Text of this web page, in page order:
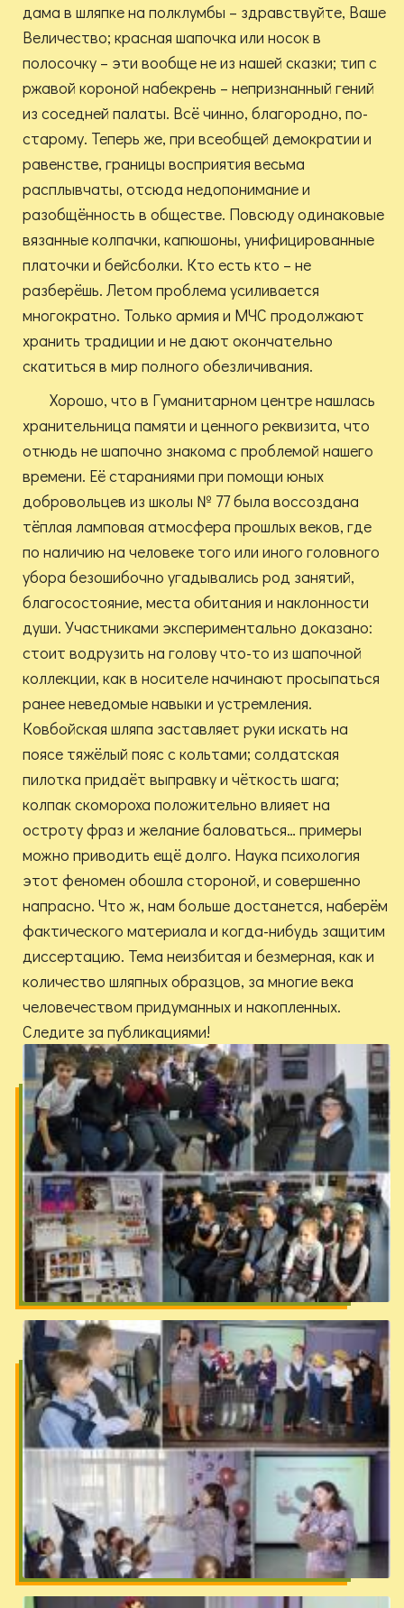
дама в шляпке на полклумбы – здравствуйте, Ваше
Величество; красная шапочка или носок в
полосочку – эти вообще не из нашей сказки; тип с
ржавой короной набекрень – непризнанный гений
из соседней палаты. Всё чинно, благородно, по-
старому. Теперь же, при всеобщей демократии и
равенстве, границы восприятия весьма
расплывчаты, отсюда недопонимание и
разобщённость в обществе. Повсюду одинаковые
вязанные колпачки, капюшоны, унифицированные
платочки и бейсболки. Кто есть кто – не
разберёшь. Летом проблема усиливается
многократно. Только армия и МЧС продолжают
хранить традиции и не дают окончательно
скатиться в мир полного обезличивания.
Хорошо, что в Гуманитарном центре нашлась
хранительница памяти и ценного реквизита, что
отнюдь не шапочно знакома с проблемой нашего
времени. Её стараниями при помощи юных
добровольцев из школы № 77 была воссоздана
тёплая ламповая атмосфера прошлых веков, где
по наличию на человеке того или иного головного
убора безошибочно угадывались род занятий,
благосостояние, места обитания и наклонности
души. Участниками экспериментально доказано:
стоит водрузить на голову что-то из шапочной
коллекции, как в носителе начинают просыпаться
ранее неведомые навыки и устремления.
Ковбойская шляпа заставляет руки искать на
поясе тяжёлый пояс с кольтами; солдатская
пилотка придаёт выправку и чёткость шага;
колпак скомороха положительно влияет на
остроту фраз и желание баловаться… примеры
можно приводить ещё долго. Наука психология
этот феномен обошла стороной, и совершенно
напрасно. Что ж, нам больше достанется, наберём
фактического материала и когда-нибудь защитим
диссертацию. Тема неизбитая и безмерная, как и
количество шляпных образцов, за многие века
человечеством придуманных и накопленных.
Следите за публикациями!